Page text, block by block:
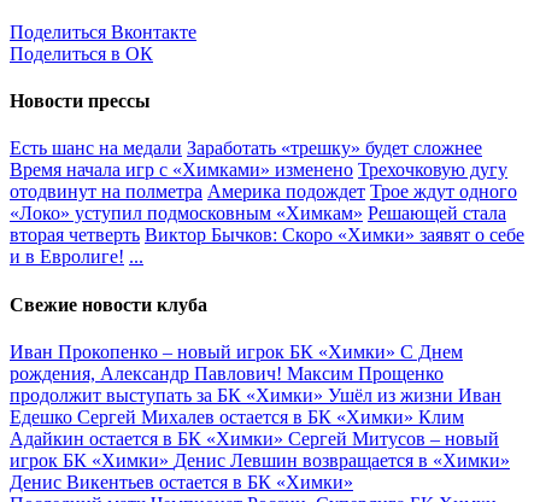
Поделиться Вконтакте
Поделиться в ОК
Новости прессы
Есть шанс на медали Заработать «трешку» будет сложнее
Время начала игр c «Химками» изменено Трехочковую дугу
отодвинут на полметра Америка подождет Трое ждут одного
«Локо» уступил подмосковным «Химкам» Решающей стала
вторая четверть Виктор Бычков: Скоро «Химки» заявят о себе
и в Евролиге! ...
Свежие новости клуба
Иван Прокопенко – новый игрок БК «Химки» С Днем
рождения, Александр Павлович! Максим Прощенко
продолжит выступать за БК «Химки» Ушёл из жизни Иван
Едешко Сергей Михалев остается в БК «Химки» Клим
Адайкин остается в БК «Химки» Сергей Митусов – новый
игрок БК «Химки» Денис Левшин возвращается в «Химки»
Денис Викентьев остается в БК «Химки»